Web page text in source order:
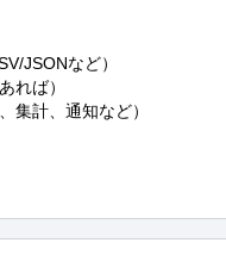
JSONなど）
れば）
集計、通知など）